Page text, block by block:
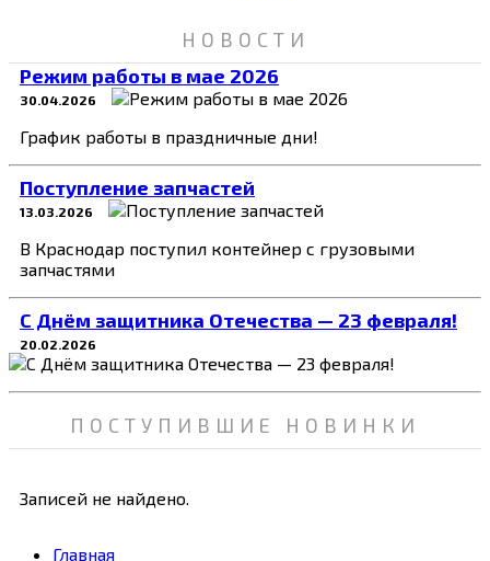
НОВОСТИ
Режим работы в мае 2026
30.04.2026
График работы в праздничные дни!
Поступление запчастей
13.03.2026
В Краснодар поступил контейнер с грузовыми
запчастями
C Днём защитника Отечества — 23 февраля!
20.02.2026
ПОСТУПИВШИЕ НОВИНКИ
Записей не найдено.
Главная